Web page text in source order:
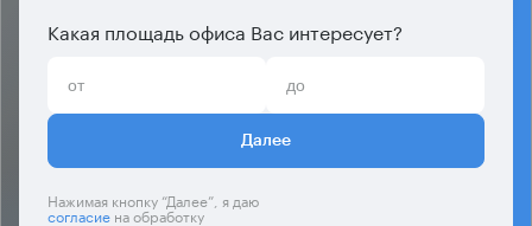
Какая площадь офиса Вас интересует?
Далее
Нажимая кнопку “Далее”, я даю
согласиена обработку